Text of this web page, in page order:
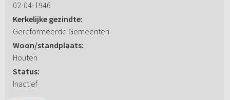
02-04-1946
Kerkelijke gezindte:
Gereformeerde Gemeenten
Woon/standplaats:
Houten
Status:
Inactief